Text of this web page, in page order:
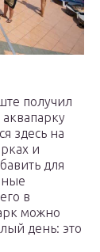
получил
здесь на
и
для
в
можно
день: это